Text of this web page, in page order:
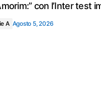
con l’Inter test
A Agosto 5, 2026